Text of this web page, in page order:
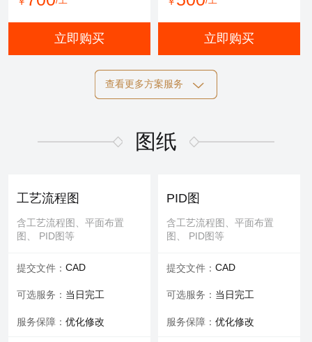
适用于玻璃钢，污水池体清
洁，过滤罐、一体化设备等
定期清洗优惠
立即购买
立即购买 立即购买
服务承诺：包修改
立即购买
标书制作
文件编写
服务内容：
服务保障：提供方案优化
立即购买
查看更多方案服务
图纸
工艺流程图
含工艺流程图、平面布置
图、 PID图等
提交文件： CAD
可选服务： 当日完工
服务保障： 优化修改
PID图
含工艺流程图、平面布置
图、 PID图等
提交文件： CAD
可选服务： 当日完工
服务保障： 优化修改